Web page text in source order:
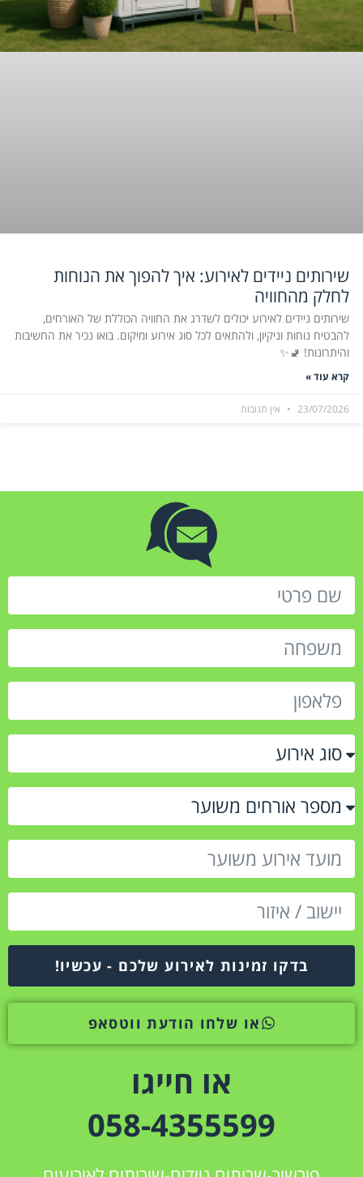
שירותים ניידים לאירוע: איך להפוך את הנוחות
לחלק מהחוויה
שירותים ניידים לאירוע יכולים לשדרג את החוויה הכוללת של האורחים,
להבטיח נוחות וניקיון, ולהתאים לכל סוג אירוע ומיקום. בואו נכיר את החשיבות
והיתרונות! 🚽✨
קרא עוד »
23/07/2026 אין תגובות
בדקו זמינות לאירוע שלכם - עכשיו!
או שלחו הודעת ווטסאפ
או חייגו
058-4355599